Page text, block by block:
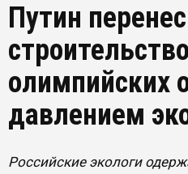
Путин перенес
строительство
олимпийских
давлением
Российские экологи